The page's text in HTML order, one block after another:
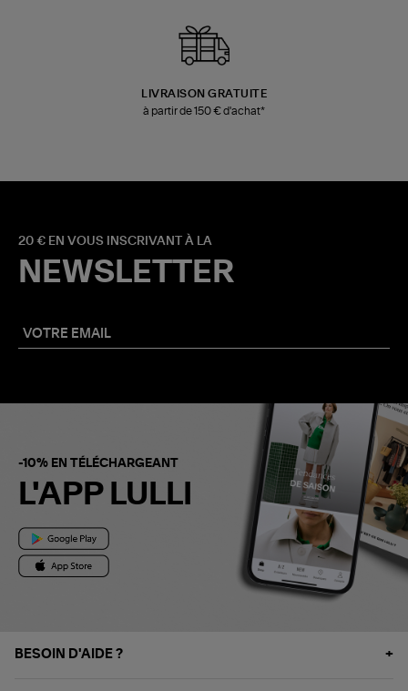
LIVRAISON GRATUITE
à partir de 150 € d'achat*
20 € EN VOUS INSCRIVANT À LA
NEWSLETTER
-10% EN TÉLÉCHARGEANT
L'APP LULLI
BESOIN D'AIDE ?